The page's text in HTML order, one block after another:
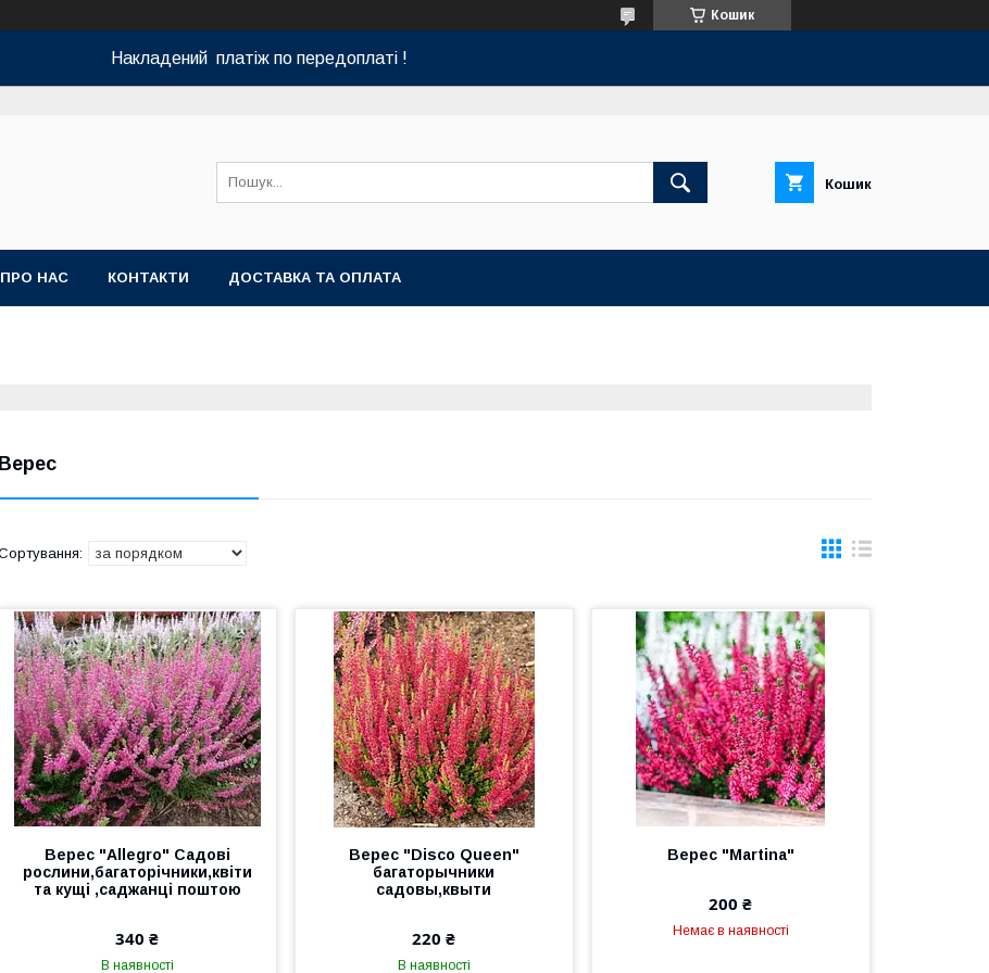
Кошик
Накладений платіж по передоплаті !
Кошик
ПРО НАС КОНТАКТИ ДОСТАВКА ТА ОПЛАТА
Верес
Верес "Allegro" Садові
рослини,багаторічники,квіти
та кущі ,саджанці поштою
340 ₴
В наявності
Верес "Disco Queen"
багаторычники
садовы,квыти
220 ₴
В наявності
Верес "Martina"
200 ₴
Немає в наявності